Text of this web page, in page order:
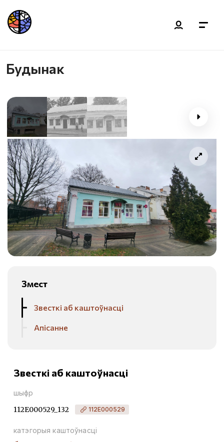
Будынак
Змест
Звесткі аб каштоўнасці
Апісанне
Звесткі аб каштоўнасці
шыфр
112Е000529_132 112Е000529
катэгорыя каштоўнасці